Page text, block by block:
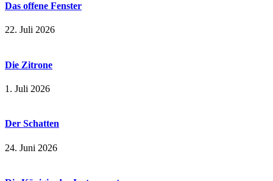
Das offene Fenster
22. Juli 2026
Die Zitrone
1. Juli 2026
Der Schatten
24. Juni 2026